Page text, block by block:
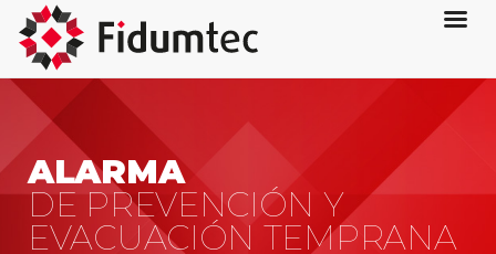
ALARMA
DE PREVENCIÓN Y
EVACUACIÓN TEMPRANA